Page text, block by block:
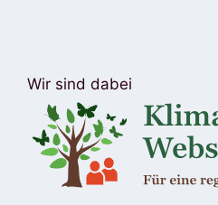
Wir sind dabei